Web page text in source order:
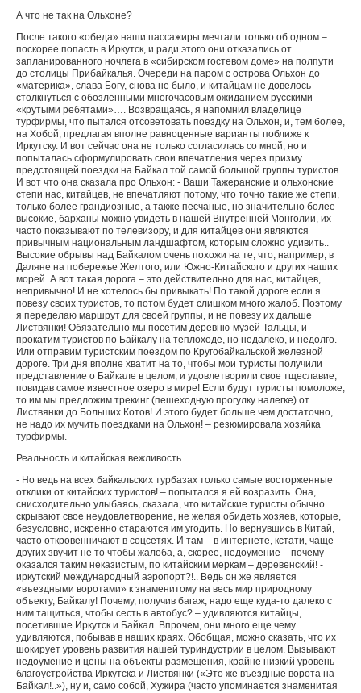
А что не так на Ольхоне?
После такого «обеда» наши пассажиры мечтали только об одном –
поскорее попасть в Иркутск, и ради этого они отказались от
запланированного ночлега в «сибирском гостевом доме» на полпути
до столицы Прибайкалья. Очереди на паром с острова Ольхон до
«материка», слава Богу, снова не было, и китайцам не довелось
столкнуться с обозленными многочасовым ожиданием русскими
«крутыми ребятами»…. Возвращаясь, я напомнил владелице
турфирмы, что пытался отсоветовать поездку на Ольхон, и, тем более,
на Хобой, предлагая вполне равноценные варианты поближе к
Иркутску. И вот сейчас она не только согласилась со мной, но и
попыталась сформулировать свои впечатления через призму
предстоящей поездки на Байкал той самой большой группы туристов.
И вот что она сказала про Ольхон: - Ваши Тажеранские и ольхонские
степи нас, китайцев, не впечатляют потому, что точно такие же степи,
только более грандиозные, а также песчаные, но значительно более
высокие, барханы можно увидеть в нашей Внутренней Монголии, их
часто показывают по телевизору, и для китайцев они являются
привычным национальным ландшафтом, которым сложно удивить..
Высокие обрывы над Байкалом очень похожи на те, что, например, в
Даляне на побережье Желтого, или Южно-Китайского и других наших
морей. А вот такая дорога – это действительно для нас, китайцев,
непривычно! И не хотелось бы привыкать! По такой дороге если я
повезу своих туристов, то потом будет слишком много жалоб. Поэтому
я переделаю маршрут для своей группы, и не повезу их дальше
Листвянки! Обязательно мы посетим деревню-музей Тальцы, и
прокатим туристов по Байкалу на теплоходе, но недалеко, и недолго.
Или отправим туристским поездом по Кругобайкальской железной
дороге. Три дня вполне хватит на то, чтобы мои туристы получили
представление о Байкале в целом, и удовлетворили свое тщеславие,
повидав самое известное озеро в мире! Если будут туристы помоложе,
то им мы предложим трекинг (пешеходную прогулку налегке) от
Листвянки до Больших Котов! И этого будет больше чем достаточно,
не надо их мучить поездками на Ольхон! – резюмировала хозяйка
турфирмы.
Реальность и китайская вежливость
- Но ведь на всех байкальских турбазах только самые восторженные
отклики от китайских туристов! – попытался я ей возразить. Она,
снисходительно улыбаясь, сказала, что китайские туристы обычно
скрывают свое неудовлетворение, не желая обидеть хозяев, которые,
безусловно, искренно стараются им угодить. Но вернувшись в Китай,
часто откровенничают в соцсетях. И там – в интернете, кстати, чаще
других звучит не то чтобы жалоба, а, скорее, недоумение – почему
оказался таким неказистым, по китайским меркам – деревенский! -
иркутский международный аэропорт?!.. Ведь он же является
«въездными воротами» к знаменитому на весь мир природному
объекту, Байкалу! Почему, получив багаж, надо еще куда-то далеко с
ним тащиться, чтобы сесть в автобус? – удивляются китайцы,
посетившие Иркутск и Байкал. Впрочем, они много еще чему
удивляются, побывав в наших краях. Обобщая, можно сказать, что их
шокирует уровень развития нашей туриндустрии в целом. Вызывают
недоумение и цены на объекты размещения, крайне низкий уровень
благоустройства Иркутска и Листвянки («Это же въездные ворота на
Байкал!..»), ну и, само собой, Хужира (часто упоминается знаменитая